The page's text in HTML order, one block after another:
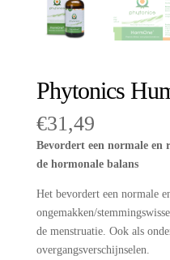
Phytonics
€31,49
Bevordert een normale en
de hormonale balans
Het bevordert een normale
ongemakken/
de menstruatie. Ook als
overgangsverschijnselen.